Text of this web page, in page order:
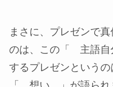
まさに、プレゼンで
のは、この「 主語
するプレゼンという